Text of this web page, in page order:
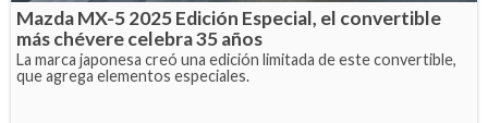
Mazda MX-5 2025 Edición Especial, el convertible
más chévere celebra 35 años
La marca japonesa creó una edición limitada de este convertible,
que agrega elementos especiales.